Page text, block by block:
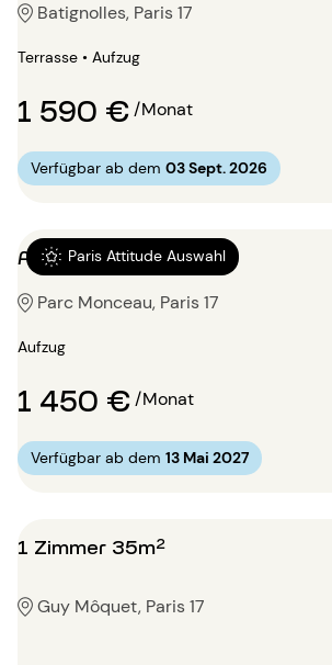
Batignolles, Paris 17
Terrasse • Aufzug
1 590 €/Monat
Verfügbar ab dem 03 Sept. 2026
Paris Attitude Auswahl
Alkovenwohnung 42m²
Parc Monceau, Paris 17
Aufzug
1 450 €/Monat
Verfügbar ab dem 13 Mai 2027
1 Zimmer 35m²
Guy Môquet, Paris 17